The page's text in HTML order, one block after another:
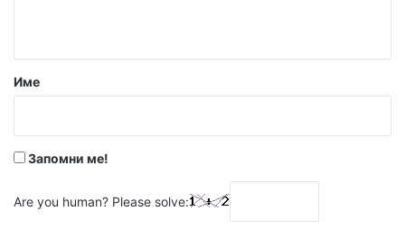
р
Име
Запомни ме!
Are you human? Please solve: